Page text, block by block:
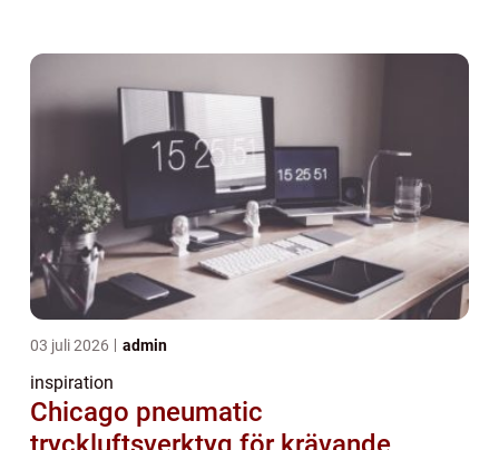
03 juli 2026 admin
inspiration
Chicago pneumatic